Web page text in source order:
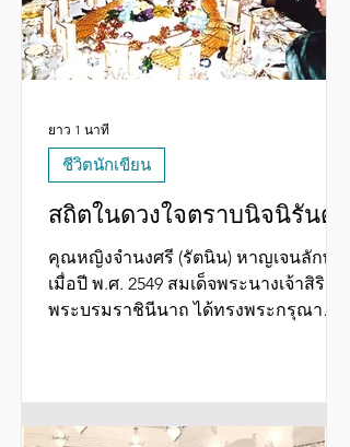
จึงมีประสบการณ์เรื่องลูกน้องหลายชา
สถิตในดวงใจตราบนิจนิรันดร์
คุณหญิงจำนงศรี (รัตนิน) หาญเจนลักษณ์
เมื่อปี พ.ศ. 2549 สมเด็จพระนางเจ้าสิริกิติ์
พระบรมราชินีนาถ ได้ทรงพระกรุณา
และให้เกียรติแก่คณะแพทย์ที่ถวายการ
ชีวิตนักเขียน
ยาว 1 นาที